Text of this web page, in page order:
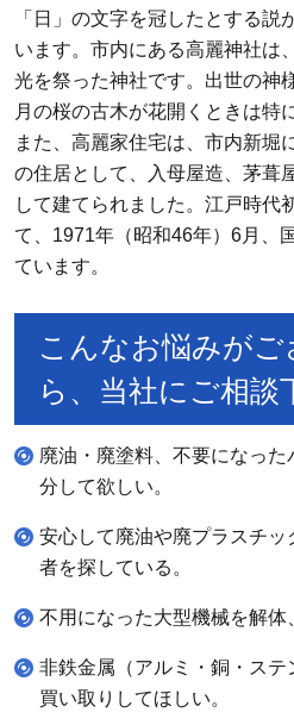
「日」の文字を冠したとする説
います。市内にある高麗神社は
光を祭った神社です。出世の神
月の桜の古木が花開くときは特
また、高麗家住宅は、市内新堀
の住居として、入母屋造、茅葺
して建てられました。江戸時代
て、1971年（昭和46年）6月、
ています。
こんなお悩みがご
ら、当社にご相談
廃油・廃塗料、不要になっ
分して欲しい。
安心して廃油や廃プラスチ
者を探している。
不用になった大型機械を解体
非鉄金属（アルミ・銅・ス
買い取りしてほしい。